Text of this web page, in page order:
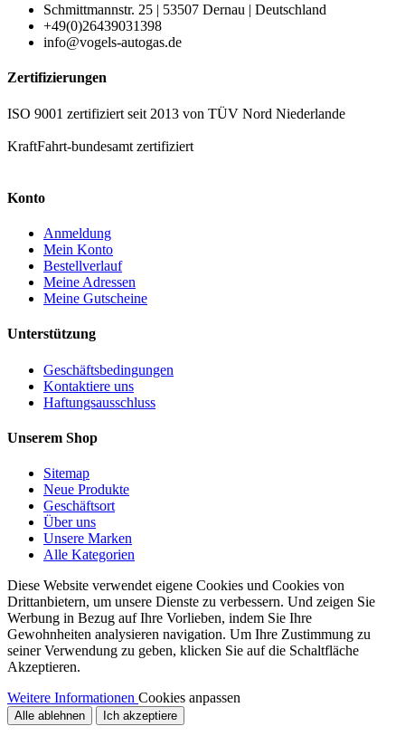
Schmittmannstr. 25 | 53507 Dernau | Deutschland
+49(0)26439031398
info@vogels-autogas.de
Zertifizierungen
ISO 9001 zertifiziert seit 2013 von TÜV Nord Niederlande
KraftFahrt-bundesamt zertifiziert
Konto
Anmeldung
Mein Konto
Bestellverlauf
Meine Adressen
Meine Gutscheine
Unterstützung
Geschäftsbedingungen
Kontaktiere uns
Haftungsausschluss
Unserem Shop
Sitemap
Neue Produkte
Geschäftsort
Über uns
Unsere Marken
Alle Kategorien
Diese Website verwendet eigene Cookies und Cookies von
Drittanbietern, um unsere Dienste zu verbessern. Und zeigen Sie
Werbung in Bezug auf Ihre Vorlieben, indem Sie Ihre
Gewohnheiten analysieren navigation. Um Ihre Zustimmung zu
seiner Verwendung zu geben, klicken Sie auf die Schaltfläche
Akzeptieren.
Weitere Informationen Cookies anpassen
Alle ablehnen Ich akzeptiere